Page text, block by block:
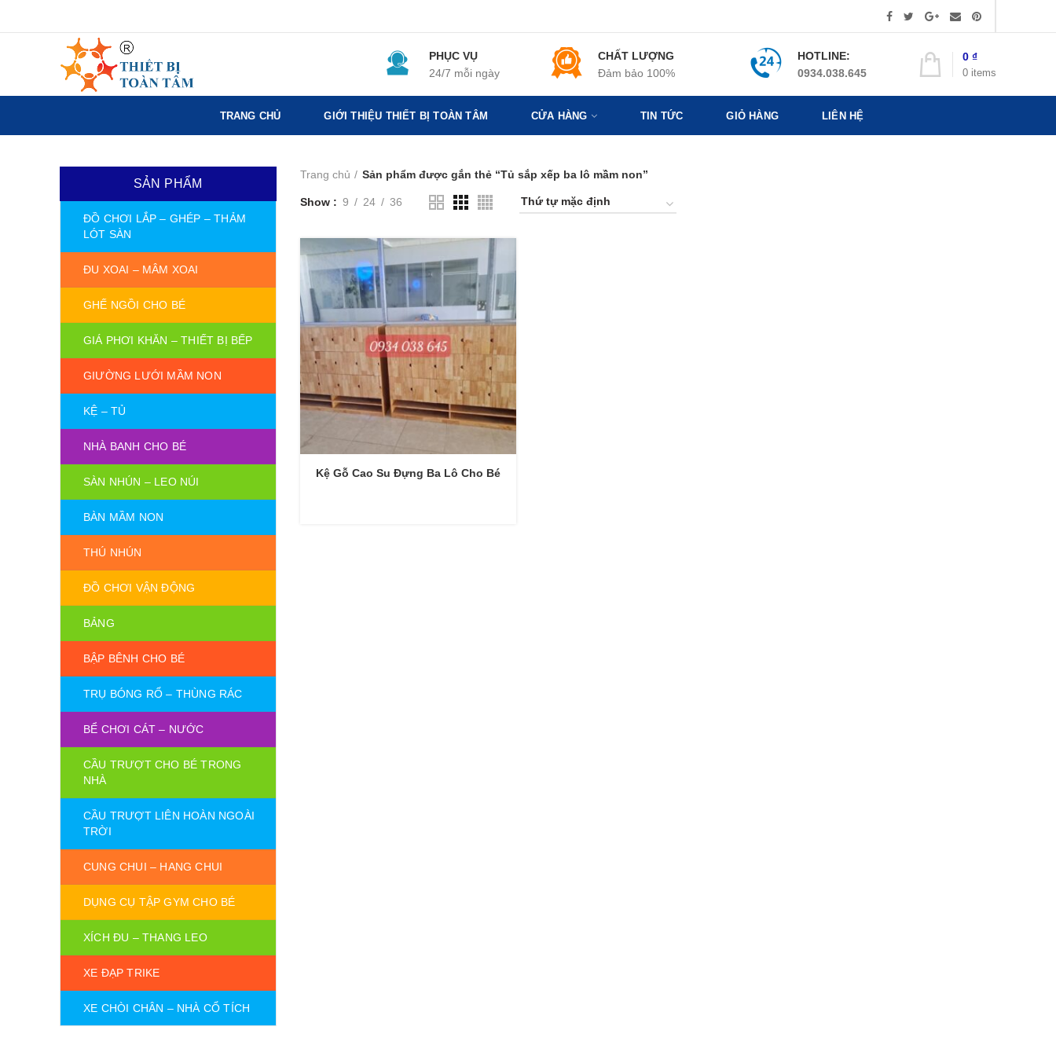
PHỤC VỤ
24/7 mỗi ngày
CHẤT LƯỢNG
Đảm bảo 100%
HOTLINE:
0934.038.645
0 items
0 ₫
TRANG CHỦ GIỚI THIỆU THIẾT BỊ TOÀN TÂM CỬA HÀNG TIN TỨC GIỎ HÀNG LIÊN HỆ
Trang chủ Sản phẩm được gắn thẻ “Tủ sắp xếp ba lô mầm non”
Show 9 24 36
Kệ Gỗ Cao Su Đựng Ba Lô Cho Bé
SẢN PHẨM
ĐỒ CHƠI LẮP – GHÉP – THẢM
LÓT SÀN
ĐU XOAI – MÂM XOAI
GHẾ NGỒI CHO BÉ
GIÁ PHƠI KHĂN – THIẾT BỊ BẾP
GIƯỜNG LƯỚI MẦM NON
KỆ – TỦ
NHÀ BANH CHO BÉ
SÀN NHÚN – LEO NÚI
BÀN MẦM NON
THÚ NHÚN
ĐỒ CHƠI VẬN ĐỘNG
BẢNG
BẬP BÊNH CHO BÉ
TRỤ BÓNG RỔ – THÙNG RÁC
BỂ CHƠI CÁT – NƯỚC
CẦU TRƯỢT CHO BÉ TRONG
NHÀ
CẦU TRƯỢT LIÊN HOÀN NGOÀI
TRỜI
CUNG CHUI – HANG CHUI
DỤNG CỤ TẬP GYM CHO BÉ
XÍCH ĐU – THANG LEO
XE ĐẠP TRIKE
XE CHÒI CHÂN – NHÀ CỔ TÍCH